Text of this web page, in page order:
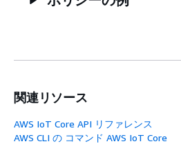
関連リソース
AWS IoT Core API リファレンス
AWS CLI の コマンド AWS IoT Core